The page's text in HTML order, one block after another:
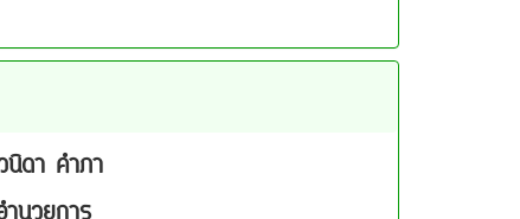
นิดา คำภา